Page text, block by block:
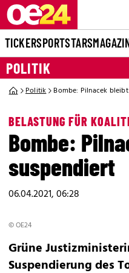
TICKERSPORTSTARS
POLITIK
Politik Bombe: Pilnacek
BELASTUNG FÜR
Bombe:
suspendiert
06.04.2021, 06:28
© OE24
Grüne
Suspendierung des